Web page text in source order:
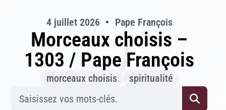
4 juillet 2026 Pape François
Morceaux choisis –
1303 / Pape François
morceaux choisis spiritualité